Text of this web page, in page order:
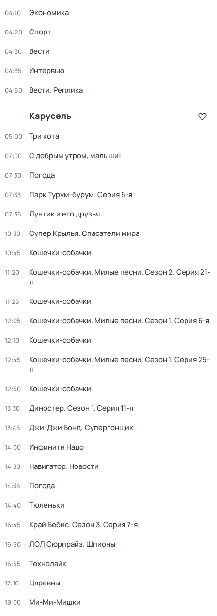
04:10 Экономика
04:20 Спорт
04:30 Вести
04:35 Интервью
04:50 Вести. Реплика
Карусель
05:00 Три кота
07:00 С добрым утром, малыши!
07:30 Погода
07:33 Парк Турум-бурум. Серия 5-я
07:35 Лунтик и его друзья
10:30 Супер Крылья. Спасатели мира
10:45 Кошечки-собачки
11:20 Кошечки-собачки. Милые песни. Сезон 2. Серия 21-
я
11:25 Кошечки-собачки
12:05 Кошечки-собачки. Милые песни. Сезон 1. Серия 6-я
12:10 Кошечки-собачки
12:45 Кошечки-собачки. Милые песни. Сезон 1. Серия 25-
я
12:50 Кошечки-собачки
13:30 Диностер. Сезон 1. Серия 11-я
13:45 Джи-Джи Бонд: Супергонщик
14:00 Инфинити Надо
14:30 Навигатор. Новости
14:35 Погода
14:40 Тюленьки
16:45 Край Бебис. Сезон 3. Серия 7-я
16:50 ЛОЛ Сюрпрайз. Шпионы
16:55 Технолайк
17:10 Царевны
19:00 Ми-Ми-Мишки